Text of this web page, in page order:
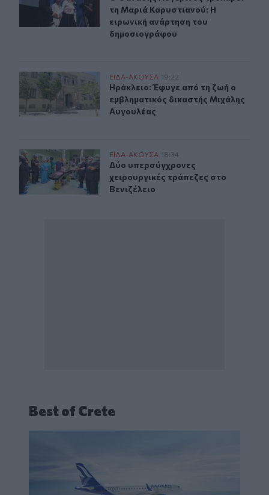
τη Μαριά Καρυστιανού: Η
ειρωνική ανάρτηση του
δημοσιογράφου
Ηράκλειο: Έφυγε από τη ζωή ο εμβληματικός
ΕΙΔΑ-ΑΚΟΥΣΑ 19:22
Ηράκλειο: Έφυγε από τη ζωή ο
Ηράκλειο: Έφυγε από τη ζωή ο
εμβληματικός δικαστής Μιχάλης
Αυγουλέας
Δύο υπερσύγχρονες χειρουργικές τράπεζες στο
ΕΙΔΑ-ΑΚΟΥΣΑ 18:34
Δύο υπερσύγχρονες χειρουργικές
Δύο υπερσύγχρονες
χειρουργικές τράπεζες στο
Βενιζέλειο
Best of Crete